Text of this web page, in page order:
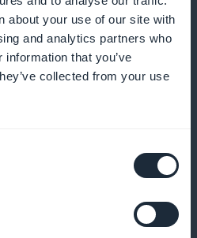
about your use of our site with
and analytics partners who
that you’ve
collected from your use
aumentar a
de podcast